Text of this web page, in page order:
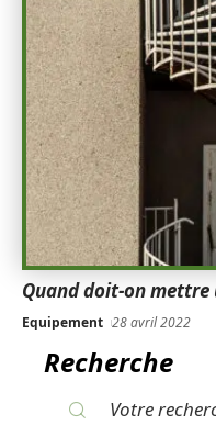
Quand doit-on mettre
Equipement 28 avril 2022
Recherche